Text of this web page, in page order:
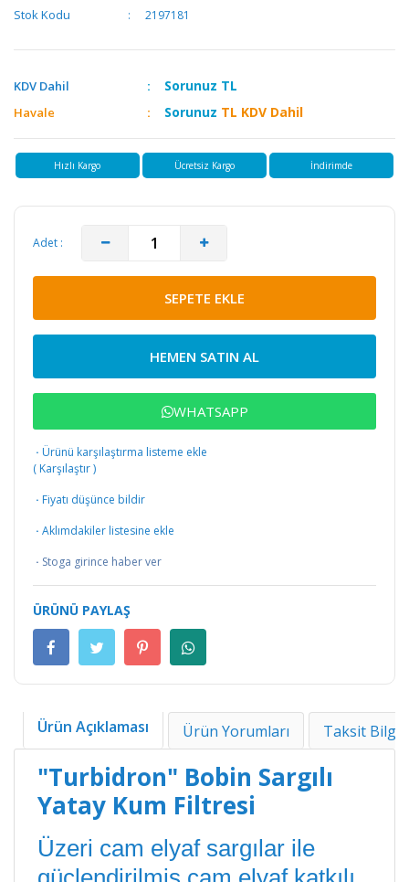
Stok Kodu 2197181
KDV Dahil Sorunuz TL
Havale Sorunuz TL KDV Dahil
Hızlı Kargo Ücretsiz Kargo İndirimde
Adet :
SEPETE EKLE
HEMEN SATIN AL
WHATSAPP
· Ürünü karşılaştırma listeme ekle
( Karşılaştır)
· Fiyatı düşünce bildir
· Aklımdakiler listesine ekle
· Stoga girince haber ver
ÜRÜNÜ PAYLAŞ
Ürün Açıklaması Ürün Yorumları Taksit
"Turbidron" Bobin Sargılı
Yatay Kum Filtresi
Üzeri cam elyaf sargılar ile